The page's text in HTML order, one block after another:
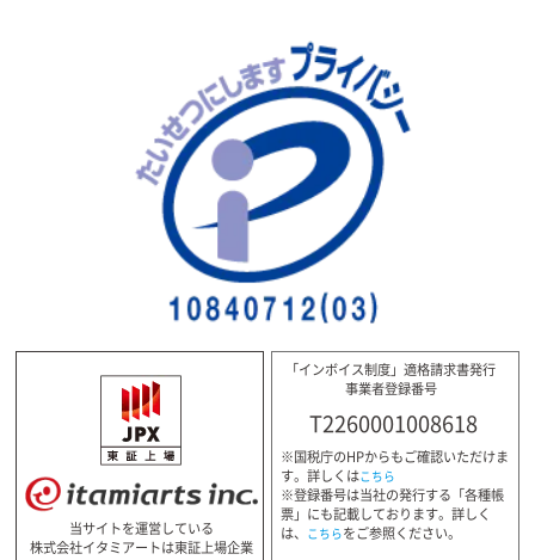
当サイトを運営している
株式会社イタミアートは東証上場企業
「インボイス制度」適格請求書発行
事業者登録番号
T2260001008618
※国税庁のHPからもご確認いただけま
す。詳しくはこちら
※登録番号は当社の発行する「各種帳
票」にも記載しております。詳しく
は、 こちらをご参照ください。